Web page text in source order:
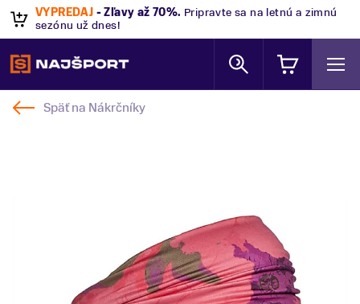
VÝPREDAJ - Zľavy až 70%. Pripravte sa na letnú a zimnú
sezónu už dnes!
Späť na Nákrčníky